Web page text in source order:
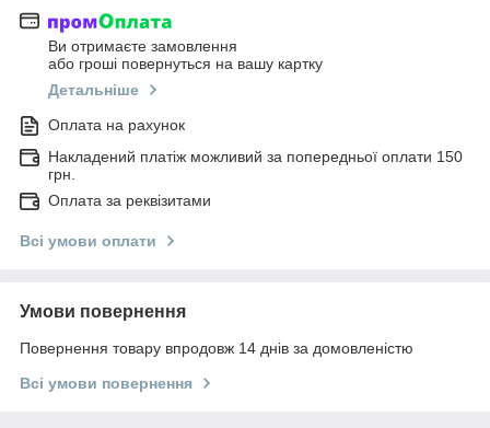
Ви отримаєте замовлення
або гроші повернуться на вашу картку
Детальніше
Оплата на рахунок
Накладений платіж можливий за попередньої оплати 150
грн.
Оплата за реквізитами
Всі умови оплати
Умови повернення
Повернення товару впродовж 14 днів за домовленістю
Всі умови повернення